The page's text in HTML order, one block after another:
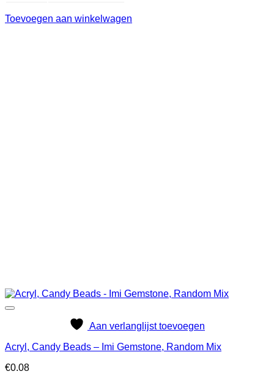
Toevoegen aan winkelwagen
Aan verlanglijst toevoegen
Acryl, Candy Beads – Imi Gemstone, Random Mix
€0.08